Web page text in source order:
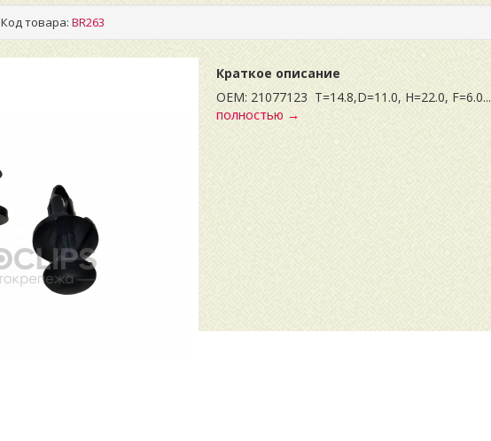
Код товара: BR263
Краткое описание
OEM: 21077123 T=14.8,D=11.0, H=22.0, F=6.0...
полностью →